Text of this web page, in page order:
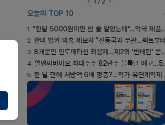
오늘의 TOP 10
1 "한달 5000원이면 싼 줄 알았는데"…약국 제품과 비교해보니
2 한미 법카 의혹 제보자 "신동국과 무관…팩트부터 따져야"
3 8개뿐인 인도메타신 외용제…제2의 '반테린' 쏟아지나
4 엘앤씨바이오 최대주주 82만주 블록딜 예고…500억 규모
5 한 달 만에 처방액 6배 껑충?…약가 유연계약제 착시효과